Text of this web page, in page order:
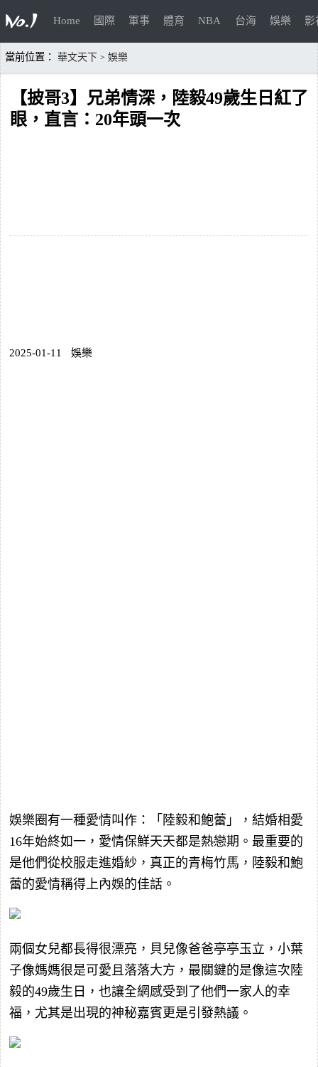
Home 國際 軍事 體育 NBA 台海 娛樂 影
當前位置： 華文天下 > 娛樂
【披哥3】兄弟情深，陸毅49歲生日紅了
眼，直言：20年頭一次
2025-01-11 娛樂
娛樂圈有一種愛情叫作：「陸毅和鮑蕾」，結婚相愛
16年始終如一，愛情保鮮天天都是熱戀期。最重要的
是他們從校服走進婚紗，真正的青梅竹馬，陸毅和鮑
蕾的愛情稱得上內娛的佳話。
兩個女兒都長得很漂亮，貝兒像爸爸亭亭玉立，小葉
子像媽媽很是可愛且落落大方，最關鍵的是像這次陸
毅的49歲生日，也讓全網感受到了他們一家人的幸
福，尤其是出現的神秘嘉賓更是引發熱議。